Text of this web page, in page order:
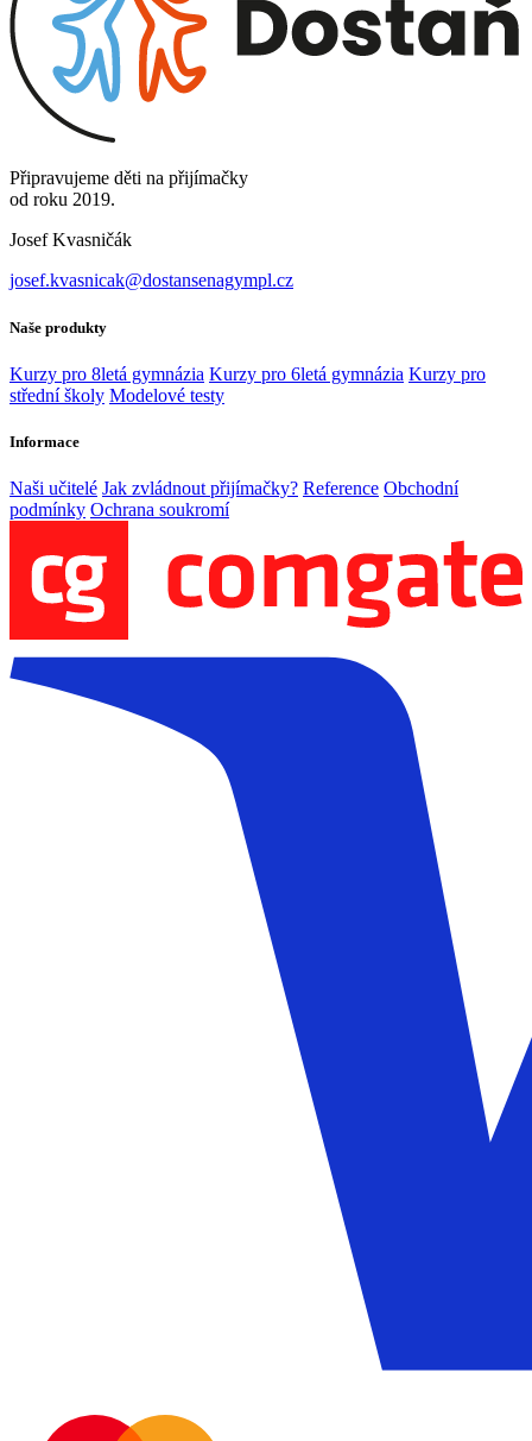
Připravujeme děti na přijímačky
od roku 2019.
Josef Kvasničák
josef.kvasnicak@dostansenagympl.cz
Naše produkty
Kurzy pro 8letá gymnázia Kurzy pro 6letá gymnázia Kurzy pro
střední školy Modelové testy
Informace
Naši učitelé Jak zvládnout přijímačky? Reference Obchodní
podmínky Ochrana soukromí